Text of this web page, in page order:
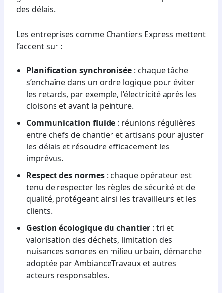
des délais.
Les entreprises comme Chantiers Express mettent
l’accent sur :
Planification synchronisée: chaque tâche
s’enchaîne dans un ordre logique pour éviter
les retards, par exemple, l’électricité après les
cloisons et avant la peinture.
Communication fluide: réunions régulières
entre chefs de chantier et artisans pour ajuster
les délais et résoudre efficacement les
imprévus.
Respect des normes: chaque opérateur est
tenu de respecter les règles de sécurité et de
qualité, protégeant ainsi les travailleurs et les
clients.
Gestion écologique du chantier: tri et
valorisation des déchets, limitation des
nuisances sonores en milieu urbain, démarche
adoptée par AmbianceTravaux et autres
acteurs responsables.